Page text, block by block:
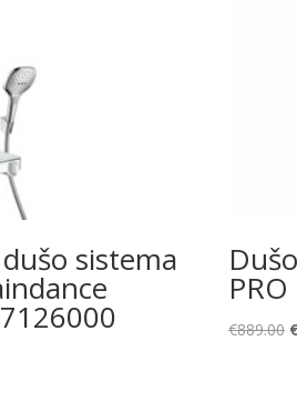
sistema
PRO
€889.00